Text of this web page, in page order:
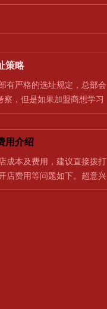
策略
严格的选址规定，总部会
察，但是如果加盟商想学习
用介绍
本及费用，建议直接拨打
店费用等问题如下。超意兴